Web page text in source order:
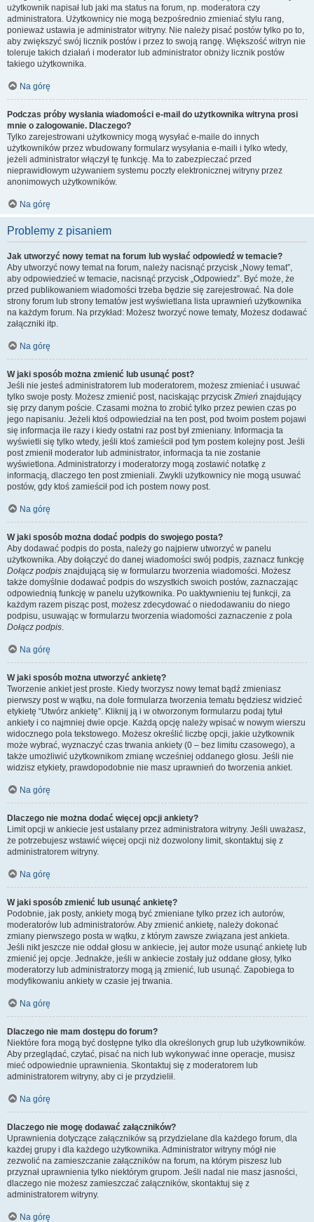
użytkownik napisał lub jaki ma status na forum, np. moderatora czy
administratora. Użytkownicy nie mogą bezpośrednio zmieniać stylu rang,
ponieważ ustawia je administrator witryny. Nie należy pisać postów tylko po to,
aby zwiększyć swój licznik postów i przez to swoją rangę. Większość witryn nie
toleruje takich działań i moderator lub administrator obniży licznik postów
takiego użytkownika.
Na górę
Podczas próby wysłania wiadomości e-mail do użytkownika witryna prosi
mnie o zalogowanie. Dlaczego?
Tylko zarejestrowani użytkownicy mogą wysyłać e-maile do innych
użytkowników przez wbudowany formularz wysyłania e-maili i tylko wtedy,
jeżeli administrator włączył tę funkcję. Ma to zabezpieczać przed
nieprawidłowym używaniem systemu poczty elektronicznej witryny przez
anonimowych użytkowników.
Na górę
Problemy z pisaniem
Jak utworzyć nowy temat na forum lub wysłać odpowiedź w temacie?
Aby utworzyć nowy temat na forum, należy nacisnąć przycisk „Nowy temat”,
aby odpowiedzieć w temacie, nacisnąć przycisk „Odpowiedz”. Być może, że
przed publikowaniem wiadomości trzeba będzie się zarejestrować. Na dole
strony forum lub strony tematów jest wyświetlana lista uprawnień użytkownika
na każdym forum. Na przykład: Możesz tworzyć nowe tematy, Możesz dodawać
załączniki itp.
Na górę
W jaki sposób można zmienić lub usunąć post?
Jeśli nie jesteś administratorem lub moderatorem, możesz zmieniać i usuwać
tylko swoje posty. Możesz zmienić post, naciskając przyciskZmień znajdujący
się przy danym poście. Czasami można to zrobić tylko przez pewien czas po
jego napisaniu. Jeżeli ktoś odpowiedział na ten post, pod twoim postem pojawi
się informacja ile razy i kiedy ostatni raz post był zmieniany. Informacja ta
wyświetli się tylko wtedy, jeśli ktoś zamieścił pod tym postem kolejny post. Jeśli
post zmienił moderator lub administrator, informacja ta nie zostanie
wyświetlona. Administratorzy i moderatorzy mogą zostawić notatkę z
informacją, dlaczego ten post zmieniali. Zwykli użytkownicy nie mogą usuwać
postów, gdy ktoś zamieścił pod ich postem nowy post.
Na górę
W jaki sposób można dodać podpis do swojego posta?
Aby dodawać podpis do posta, należy go najpierw utworzyć w panelu
użytkownika. Aby dołączyć do danej wiadomości swój podpis, zaznacz funkcję
Dołącz podpis znajdującą się w formularzu tworzenia wiadomości. Możesz
także domyślnie dodawać podpis do wszystkich swoich postów, zaznaczając
odpowiednią funkcję w panelu użytkownika. Po uaktywnieniu tej funkcji, za
każdym razem pisząc post, możesz zdecydować o niedodawaniu do niego
podpisu, usuwając w formularzu tworzenia wiadomości zaznaczenie z pola
Dołącz podpis.
Na górę
W jaki sposób można utworzyć ankietę?
Tworzenie ankiet jest proste. Kiedy tworzysz nowy temat bądź zmieniasz
pierwszy post w wątku, na dole formularza tworzenia tematu będziesz widzieć
etykietę “Utwórz ankietę”. Kliknij ją i w otworzonym formularzu podaj tytuł
ankiety i co najmniej dwie opcje. Każdą opcję należy wpisać w nowym wierszu
widocznego pola tekstowego. Możesz określić liczbę opcji, jakie użytkownik
może wybrać, wyznaczyć czas trwania ankiety (0 – bez limitu czasowego), a
także umożliwić użytkownikom zmianę wcześniej oddanego głosu. Jeśli nie
widzisz etykiety, prawdopodobnie nie masz uprawnień do tworzenia ankiet.
Na górę
Dlaczego nie można dodać więcej opcji ankiety?
Limit opcji w ankiecie jest ustalany przez administratora witryny. Jeśli uważasz,
że potrzebujesz wstawić więcej opcji niż dozwolony limit, skontaktuj się z
administratorem witryny.
Na górę
W jaki sposób zmienić lub usunąć ankietę?
Podobnie, jak posty, ankiety mogą być zmieniane tylko przez ich autorów,
moderatorów lub administratorów. Aby zmienić ankietę, należy dokonać
zmiany pierwszego posta w wątku, z którym zawsze związana jest ankieta.
Jeśli nikt jeszcze nie oddał głosu w ankiecie, jej autor może usunąć ankietę lub
zmienić jej opcje. Jednakże, jeśli w ankiecie zostały już oddane głosy, tylko
moderatorzy lub administratorzy mogą ją zmienić, lub usunąć. Zapobiega to
modyfikowaniu ankiety w czasie jej trwania.
Na górę
Dlaczego nie mam dostępu do forum?
Niektóre fora mogą być dostępne tylko dla określonych grup lub użytkowników.
Aby przeglądać, czytać, pisać na nich lub wykonywać inne operacje, musisz
mieć odpowiednie uprawnienia. Skontaktuj się z moderatorem lub
administratorem witryny, aby ci je przydzielił.
Na górę
Dlaczego nie mogę dodawać załączników?
Uprawnienia dotyczące załączników są przydzielane dla każdego forum, dla
każdej grupy i dla każdego użytkownika. Administrator witryny mógł nie
zezwolić na zamieszczanie załączników na forum, na którym piszesz lub
przyznał uprawnienia tylko niektórym grupom. Jeśli nadal nie masz jasności,
dlaczego nie możesz zamieszczać załączników, skontaktuj się z
administratorem witryny.
Na górę